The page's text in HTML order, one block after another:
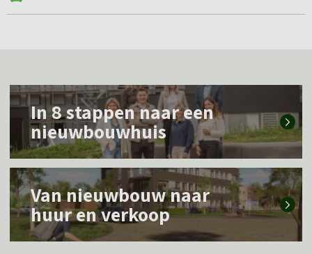
L
s
m
e
In 8 stappen naar een
nieuwbouwhuis
L
e
s
Van nieuwbouw naar
huur en verkoop